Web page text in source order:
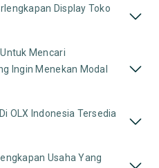
Display Toko
Mencari
Ingin Menekan Modal
OLX Indonesia Tersedia
Usaha Yang